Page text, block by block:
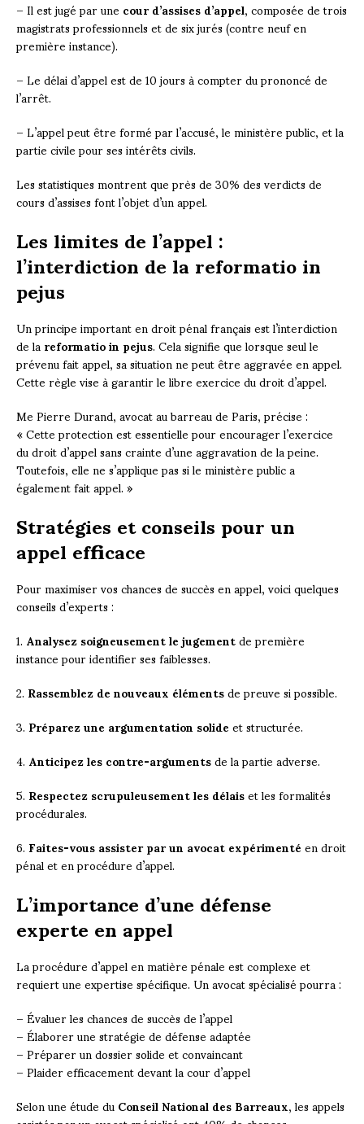
– Il est jugé par unecour d’assises d’appel, composée de trois
magistrats professionnels et de six jurés (contre neuf en
première instance).
– Le délai d’appel est de 10 jours à compter du prononcé de
l’arrêt.
– L’appel peut être formé par l’accusé, le ministère public, et la
partie civile pour ses intérêts civils.
Les statistiques montrent que près de 30% des verdicts de
cours d’assises font l’objet d’un appel.
Les limites de l’appel :
l’interdiction de la reformatio in
pejus
Un principe important en droit pénal français est l’interdiction
de lareformatio in pejus. Cela signifie que lorsque seul le
prévenu fait appel, sa situation ne peut être aggravée en appel.
Cette règle vise à garantir le libre exercice du droit d’appel.
Me Pierre Durand, avocat au barreau de Paris, précise :
« Cette protection est essentielle pour encourager l’exercice
du droit d’appel sans crainte d’une aggravation de la peine.
Toutefois, elle ne s’applique pas si le ministère public a
également fait appel. »
Stratégies et conseils pour un
appel efficace
Pour maximiser vos chances de succès en appel, voici quelques
conseils d’experts :
1.Analysez soigneusement le jugementde première
instance pour identifier ses faiblesses.
2.Rassemblez de nouveaux élémentsde preuve si possible.
3.Préparez une argumentation solideet structurée.
4.Anticipez les contre-argumentsde la partie adverse.
5.Respectez scrupuleusement les délaiset les formalités
procédurales.
6.Faites-vous assister par un avocat expérimentéen droit
pénal et en procédure d’appel.
L’importance d’une défense
experte en appel
La procédure d’appel en matière pénale est complexe et
requiert une expertise spécifique. Un avocat spécialisé pourra :
– Évaluer les chances de succès de l’appel
– Élaborer une stratégie de défense adaptée
– Préparer un dossier solide et convaincant
– Plaider efficacement devant la cour d’appel
Selon une étude duConseil National des Barreaux, les appels